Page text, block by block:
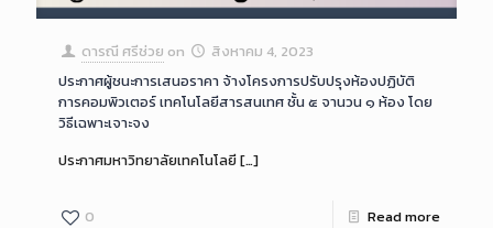
ดารณี ศรีช่วย on
สิงหาคม 4, 2023
ประกาศผู้ชนะการเสนอราคา จ้างโครงการปรับปรุงห้องปฏิบัติ
การคอมพิวเตอร์ เทคโนโลยีสารสนเทศ ชั้น ๕ จานวน ๑ ห้อง โดย
วิธีเฉพาะเจาะจง
ประกาศมหาวิทยาลัยเทคโนโลยี[…]
0 Read more